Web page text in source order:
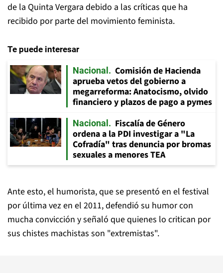
de la Quinta Vergara debido a las críticas que ha
recibido por parte del movimiento feminista.
Te puede interesar
Nacional
Comisión de Hacienda
aprueba vetos del gobierno a
megarreforma: Anatocismo, olvido
financiero y plazos de pago a pymes
Nacional
Fiscalía de Género
ordena a la PDI investigar a "La
Cofradía" tras denuncia por bromas
sexuales a menores TEA
Ante esto, el humorista, que se presentó en el festival
por última vez en el 2011, defendió su humor con
mucha convicción y señaló que quienes lo critican por
sus chistes machistas son "extremistas".